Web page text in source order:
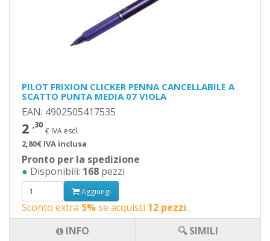
PILOT FRIXION CLICKER PENNA CANCELLABILE A
SCATTO PUNTA MEDIA 07 VIOLA
EAN: 4902505417535
2 ,30
€ IVA escl.
2,80€ IVA inclusa
Pronto per la spedizione
● Disponibili: 168 pezzi
Aggiungi
Sconto extra 5%se acquisti 12 pezzi.
INFO
🔍 SIMILI